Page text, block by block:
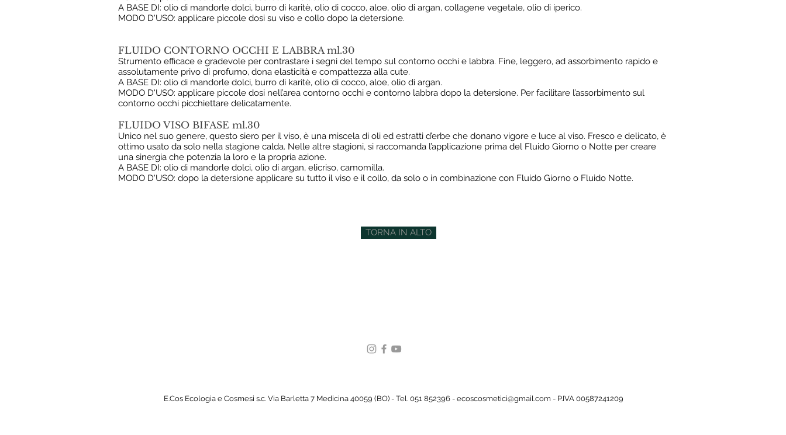
A BASE DI: olio di mandorle dolci, burro di karitè, olio di cocco, aloe, olio di argan, collagene vegetale, olio di iperico.
MODO D'USO: applicare piccole dosi su viso e collo dopo la detersione.
FLUIDO CONTORNO OCCHI E LABBRA ml.30
Strumento efficace e gradevole per contrastare i segni del tempo sul contorno occhi e labbra. Fine, leggero, ad assorbimento rapido e
assolutamente privo di profumo, dona elasticità e compattezza alla cute.
A BASE DI: olio di mandorle dolci, burro di karitè, olio di cocco, aloe, olio di argan.
MODO D'USO: applicare piccole dosi nell’area contorno occhi e contorno labbra dopo la detersione. Per facilitare l’assorbimento sul
contorno occhi picchiettare delicatamente.
FLUIDO VISO BIFASE ml.30
Unico nel suo genere, questo siero per il viso, è una miscela di oli ed estratti d’erbe che donano vigore e luce al viso. Fresco e delicato, è
ottimo usato da solo nella stagione calda. Nelle altre stagioni, si raccomanda l’applicazione prima del Fluido Giorno o Notte per creare
una sinergia che potenzia la loro e la propria azione.
A BASE DI: olio di mandorle dolci, olio di argan, elicriso, camomilla.
MODO D'USO: dopo la detersione applicare su tutto il viso e il collo, da solo o in combinazione con Fluido Giorno o Fluido Notte.
TORNA IN ALTO
E.Cos Ecologia e Cosmesi s.c. Via Barletta 7 Medicina 40059 (BO) - Tel. 051 852396 - ecoscosmetici@gmail.com - P.IVA 00587241209